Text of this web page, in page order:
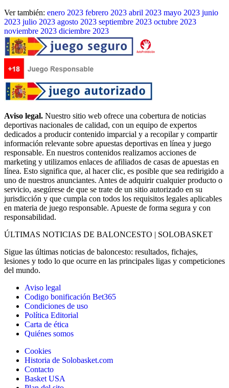
Ver también: enero 2023 febrero 2023 abril 2023 mayo 2023 junio
2023 julio 2023 agosto 2023 septiembre 2023 octubre 2023
noviembre 2023 diciembre 2023
Aviso legal. Nuestro sitio web ofrece una cobertura de noticias
deportivas nacionales de calidad, con un equipo de expertos
dedicados a producir contenido imparcial y a recopilar y compartir
información relevante sobre apuestas deportivas en línea y juego
responsable. En nuestros contenidos realizamos acciones de
marketing y utilizamos enlaces de afiliados de casas de apuestas en
línea. Esto significa que, al hacer clic, es posible que sea redirigido a
uno de nuestros anunciantes. Antes de adquirir cualquier producto o
servicio, asegúrese de que se trate de un sitio autorizado en su
jurisdicción y que cumpla con todos los requisitos legales aplicables
en materia de juego responsable. Apueste de forma segura y con
responsabilidad.
ÚLTIMAS NOTICIAS DE BALONCESTO | SOLOBASKET
Sigue las últimas noticias de baloncesto: resultados, fichajes,
lesiones y todo lo que ocurre en las principales ligas y competiciones
del mundo.
Aviso legal
Codigo bonificación Bet365
Condiciones de uso
Política Editorial
Carta de ética
Quiénes somos
Cookies
Historia de Solobasket.com
Contacto
Basket USA